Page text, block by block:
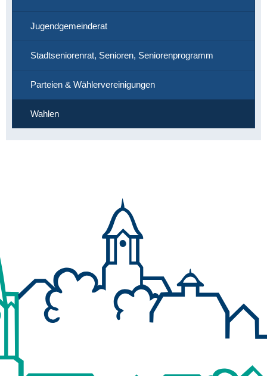
Jugendgemeinderat
Stadtseniorenrat, Senioren, Seniorenprogramm
Parteien & Wählervereinigungen
Wahlen